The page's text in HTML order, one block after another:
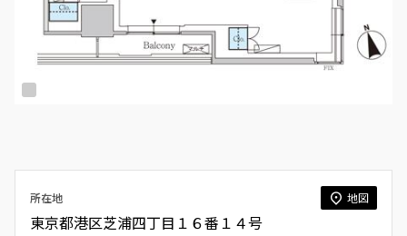
所在地 地図
東京都港区芝浦四丁目１６番１４号